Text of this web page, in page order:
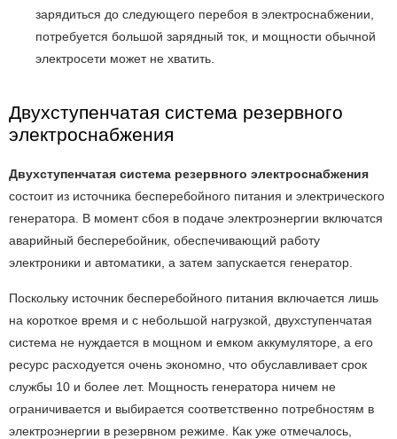
зарядиться до следующего перебоя в электроснабжении,
потребуется большой зарядный ток, и мощности обычной
электросети может не хватить.
Двухступенчатая система резервного
электроснабжения
Двухступенчатая система резервного электроснабжения
состоит из источника бесперебойного питания и электрического
генератора. В момент сбоя в подаче электроэнергии включатся
аварийный бесперебойник, обеспечивающий работу
электроники и автоматики, а затем запускается генератор.
Поскольку источник бесперебойного питания включается лишь
на короткое время и с небольшой нагрузкой, двухступенчатая
система не нуждается в мощном и емком аккумуляторе, а его
ресурс расходуется очень экономно, что обуславливает срок
службы 10 и более лет. Мощность генератора ничем не
ограничивается и выбирается соответственно потребностям в
электроэнергии в резервном режиме. Как уже отмечалось,